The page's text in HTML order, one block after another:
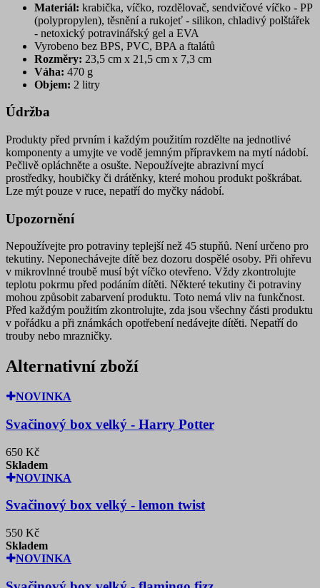
Materiál: krabička, víčko, rozdělovač, sendvičové víčko - PP
(polypropylen), těsnění a rukojeť - silikon, chladivý polštářek
- netoxický potravinářský gel a EVA
Vyrobeno bez BPS, PVC, BPA a ftalátů
Rozměry: 23,5 cm x 21,5 cm x 7,3 cm
Váha: 470 g
Objem: 2 litry
Údržba
Produkty před prvním i každým použitím rozdělte na jednotlivé
komponenty a umyjte ve vodě jemným přípravkem na mytí nádobí.
Pečlivě opláchněte a osušte. Nepoužívejte abrazivní mycí
prostředky, houbičky či drátěnky, které mohou produkt poškrábat.
Lze mýt pouze v ruce, nepatří do myčky nádobí.
Upozornění
Nepoužívejte pro potraviny teplejší než 45 stupňů. Není určeno pro
tekutiny. Neponechávejte dítě bez dozoru dospělé osoby. Při ohřevu
v mikrovlnné troubě musí být víčko otevřeno. Vždy zkontrolujte
teplotu pokrmu před podáním dítěti. Některé tekutiny či potraviny
mohou způsobit zabarvení produktu. Toto nemá vliv na funkčnost.
Před každým použitím zkontrolujte, zda jsou všechny části produktu
v pořádku a při známkách opotřebení nedávejte dítěti. Nepatří do
trouby nebo mrazničky.
Alternativní zboží
NOVINKA
Svačinový box velký - Harry Potter
650 Kč
Skladem
NOVINKA
Svačinový box velký - lemon twist
550 Kč
Skladem
NOVINKA